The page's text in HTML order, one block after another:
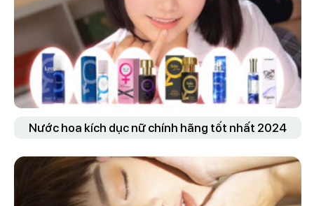
Nước hoa kích dục nữ chính hãng tốt nhất 2024